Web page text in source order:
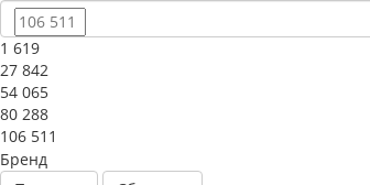
1 619
27 842
54 065
80 288
106 511
Бренд